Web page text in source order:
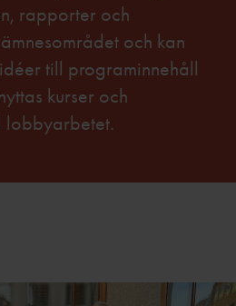
rapporter och
och kan
till programinnehåll
kurser och
lobbyarbetet.